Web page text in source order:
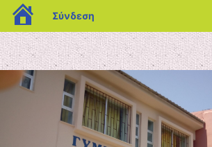
blogs.sch.gr
Σύνδεση